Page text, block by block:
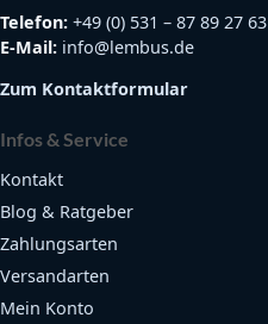
Telefon: +49 (0) 531 – 87 89 27 63
E-Mail: info@lembus.de
Zum Kontaktformular
Infos & Service
Kontakt
Blog & Ratgeber
Zahlungsarten
Versandarten
Mein Konto